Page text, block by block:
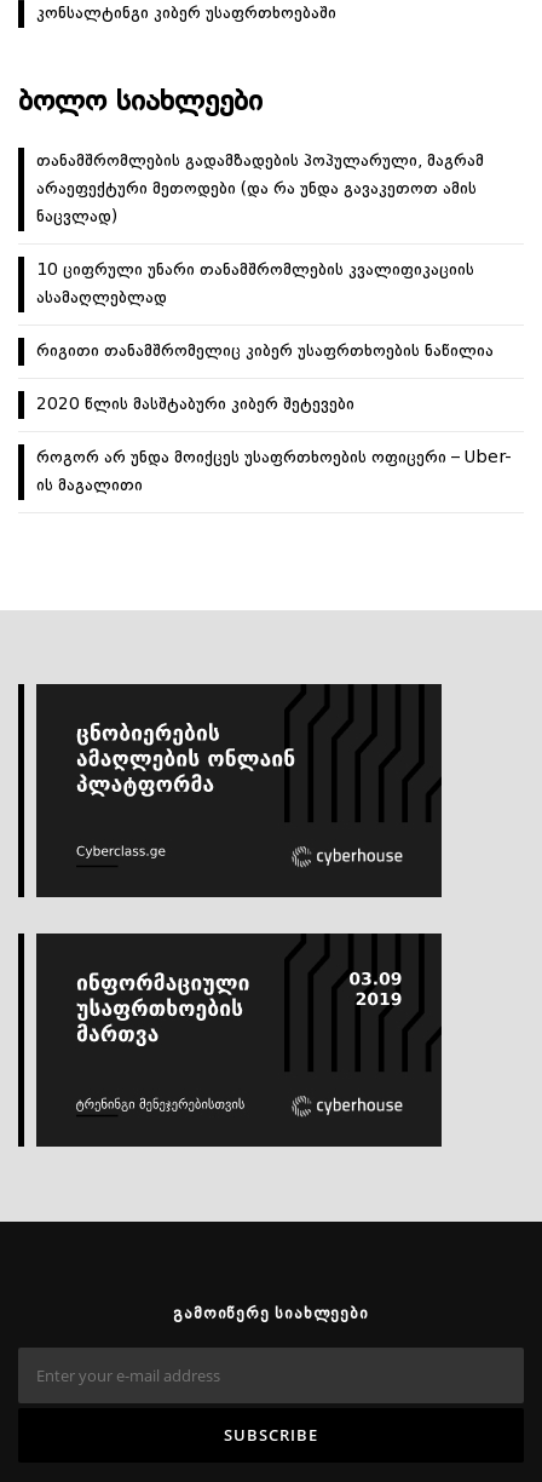
ა
კონსალტინგი კიბერ უსაფრთხოებაში
ᲑᲝᲚᲝ ᲡᲘᲐᲮᲚᲔᲔᲑᲘ
თანამშრომლების გადამზადების პოპულარული, მაგრამ
არაეფექტური მეთოდები (და რა უნდა გავაკეთოთ ამის
ნაცვლად)
10 ციფრული უნარი თანამშრომლების კვალიფიკაციის
ასამაღლებლად
რიგითი თანამშრომელიც კიბერ უსაფრთხოების ნაწილია
2020 წლის მასშტაბური კიბერ შეტევები
როგორ არ უნდა მოიქცეს უსაფრთხოების ოფიცერი – Uber-
ის მაგალითი
ᲒᲐᲛᲝᲘᲬᲔᲠᲔ ᲡᲘᲐᲮᲚᲔᲔᲑᲘ